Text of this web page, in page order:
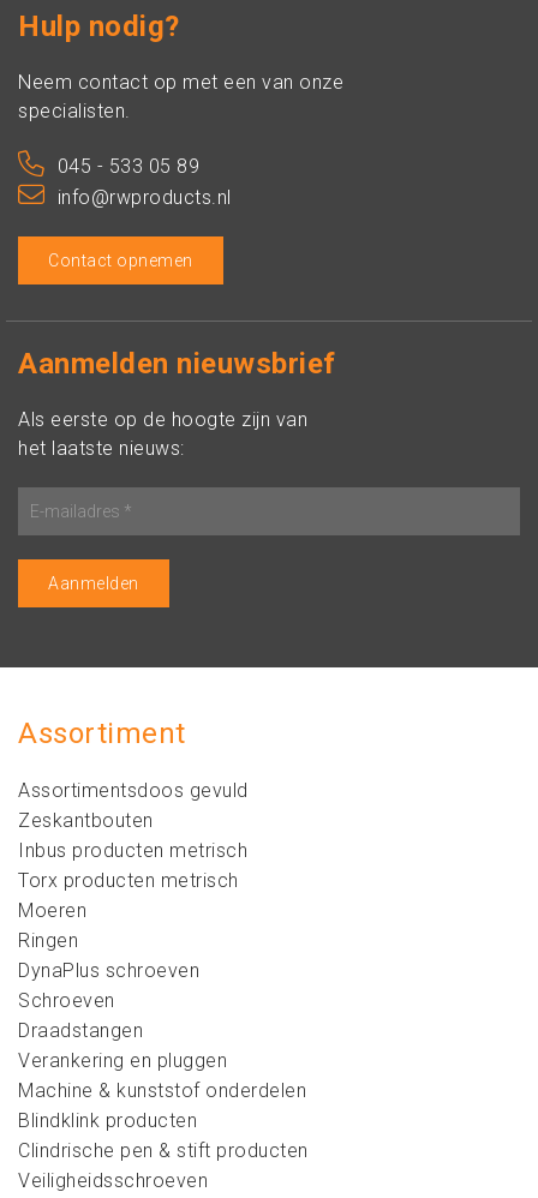
Hulp nodig?
Neem contact op met een van onze
specialisten.
045 - 533 05 89
info@rwproducts.nl
Contact opnemen
Aanmelden nieuwsbrief
Als eerste op de hoogte zijn van
het laatste nieuws:
Assortiment
Assortimentsdoos gevuld
Zeskantbouten
Inbus producten metrisch
Torx producten metrisch
Moeren
Ringen
DynaPlus schroeven
Schroeven
Draadstangen
Verankering en pluggen
Machine & kunststof onderdelen
Blindklink producten
Clindrische pen & stift producten
Veiligheidsschroeven